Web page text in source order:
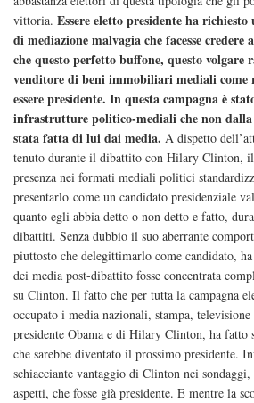
vittoria. Essere eletto presidente ha
di mediazione malvagia che facesse
che questo perfetto buffone, questo volgare
venditore di beni immobiliari mediali come
essere presidente. In questa campagna è
infrastrutture politico-mediali che non dalla
stata fatta di lui dai media. A dispetto
tenuto durante il dibattito con Hilary Clinton, il
presenza nei formati mediali politici
presentarlo come un candidato presidenziale
quanto egli abbia detto o non detto e fatto,
dibattiti. Senza dubbio il suo aberrante
piuttosto che delegittimarlo come candidato,
dei media post-dibattito fosse concentrata
su Clinton. Il fatto che per tutta la campagna
occupato i media nazionali, stampa,
presidente Obama e di Hilary Clinton, ha fatto
che sarebbe diventato il prossimo presidente.
schiacciante vantaggio di Clinton nei
aspetti, che fosse già presidente. E mentre la